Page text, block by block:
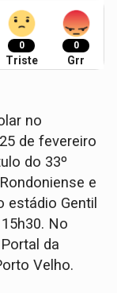
0
Triste
0
Grr
no
de fevereiro
do 33º
e
estádio Gentil
No
da
Velho.